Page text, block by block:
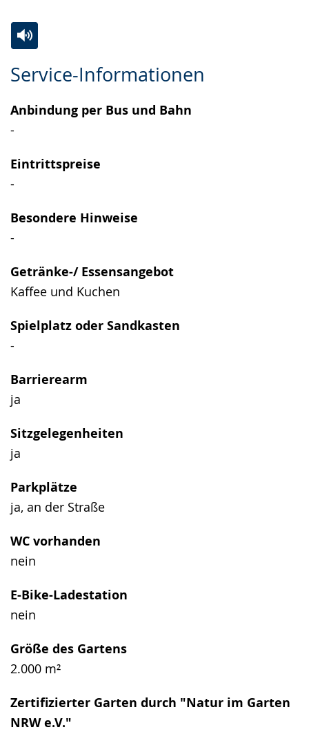
Service-Informationen
Anbindung per Bus und Bahn
-
Eintrittspreise
-
Besondere Hinweise
-
Getränke-/ Essensangebot
Kaffee und Kuchen
Spielplatz oder Sandkasten
-
Barrierearm
ja
Sitzgelegenheiten
ja
Parkplätze
ja, an der Straße
WC vorhanden
nein
E-Bike-Ladestation
nein
Größe des Gartens
2.000 m²
Zertifizierter Garten durch "Natur im Garten
NRW e.V."
Leichten
wechseln.
Audio-
Video
Deutscher
wird